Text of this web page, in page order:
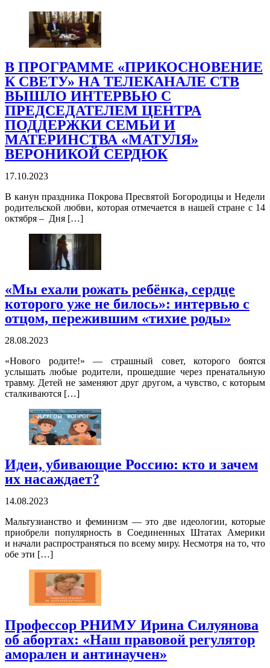
В ПРОГРАММЕ «ПРИКОСНОВЕНИЕ
К СВЕТУ» НА ТЕЛЕКАНАЛЕ СТВ
ВЫШЛО ИНТЕРВЬЮ С
ПРЕДСЕДАТЕЛЕМ ЦЕНТРА
ПОДДЕРЖКИ СЕМЬИ И
МАТЕРИНСТВА «МАТУЛЯ»
ВЕРОНИКОЙ СЕРДЮК
17.10.2023
В канун праздника Покрова Пресвятой Богородицы и Недели
родительской любви, которая отмечается в нашей стране с 14
октября – Дня […]
«Мы ехали рожать ребёнка, сердце
которого уже не билось»: интервью с
отцом, пережившим «тихие роды»
28.08.2023
«Нового родите!» — страшный совет, которого боятся
услышать любые родители, прошедшие через пренатальную
травму. Детей не заменяют друг другом, а чувство, с которым
сталкиваются […]
Идеи, убивающие Россию: кто и зачем
их насаждает?
14.08.2023
Мальтузианство и феминизм — это две идеологии, которые
приобрели популярность в Соединенных Штатах Америки
и начали распространяться по всему миру. Несмотря на то, что
обе эти […]
Профессор РНИМУ Ирина Силуянова
об абортах: «Наш правовой регулятор
аморален и антинаучен»